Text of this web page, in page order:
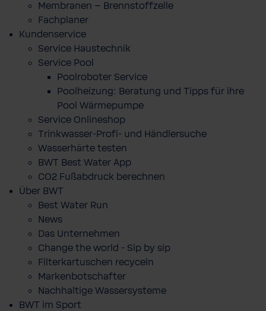
Membranen – Brennstoffzelle
Fachplaner
Kundenservice
Service Haustechnik
Service Pool
Poolroboter Service
Poolheizung: Beratung und Tipps für ihre
Pool Wärmepumpe
Service Onlineshop
Trinkwasser-Profi- und Händlersuche
Wasserhärte testen
BWT Best Water App
CO2 Fußabdruck berechnen
Über BWT
Best Water Run
News
Das Unternehmen
Change the world - Sip by sip
Filterkartuschen recyceln
Markenbotschafter
Nachhaltige Wassersysteme
BWT im Sport